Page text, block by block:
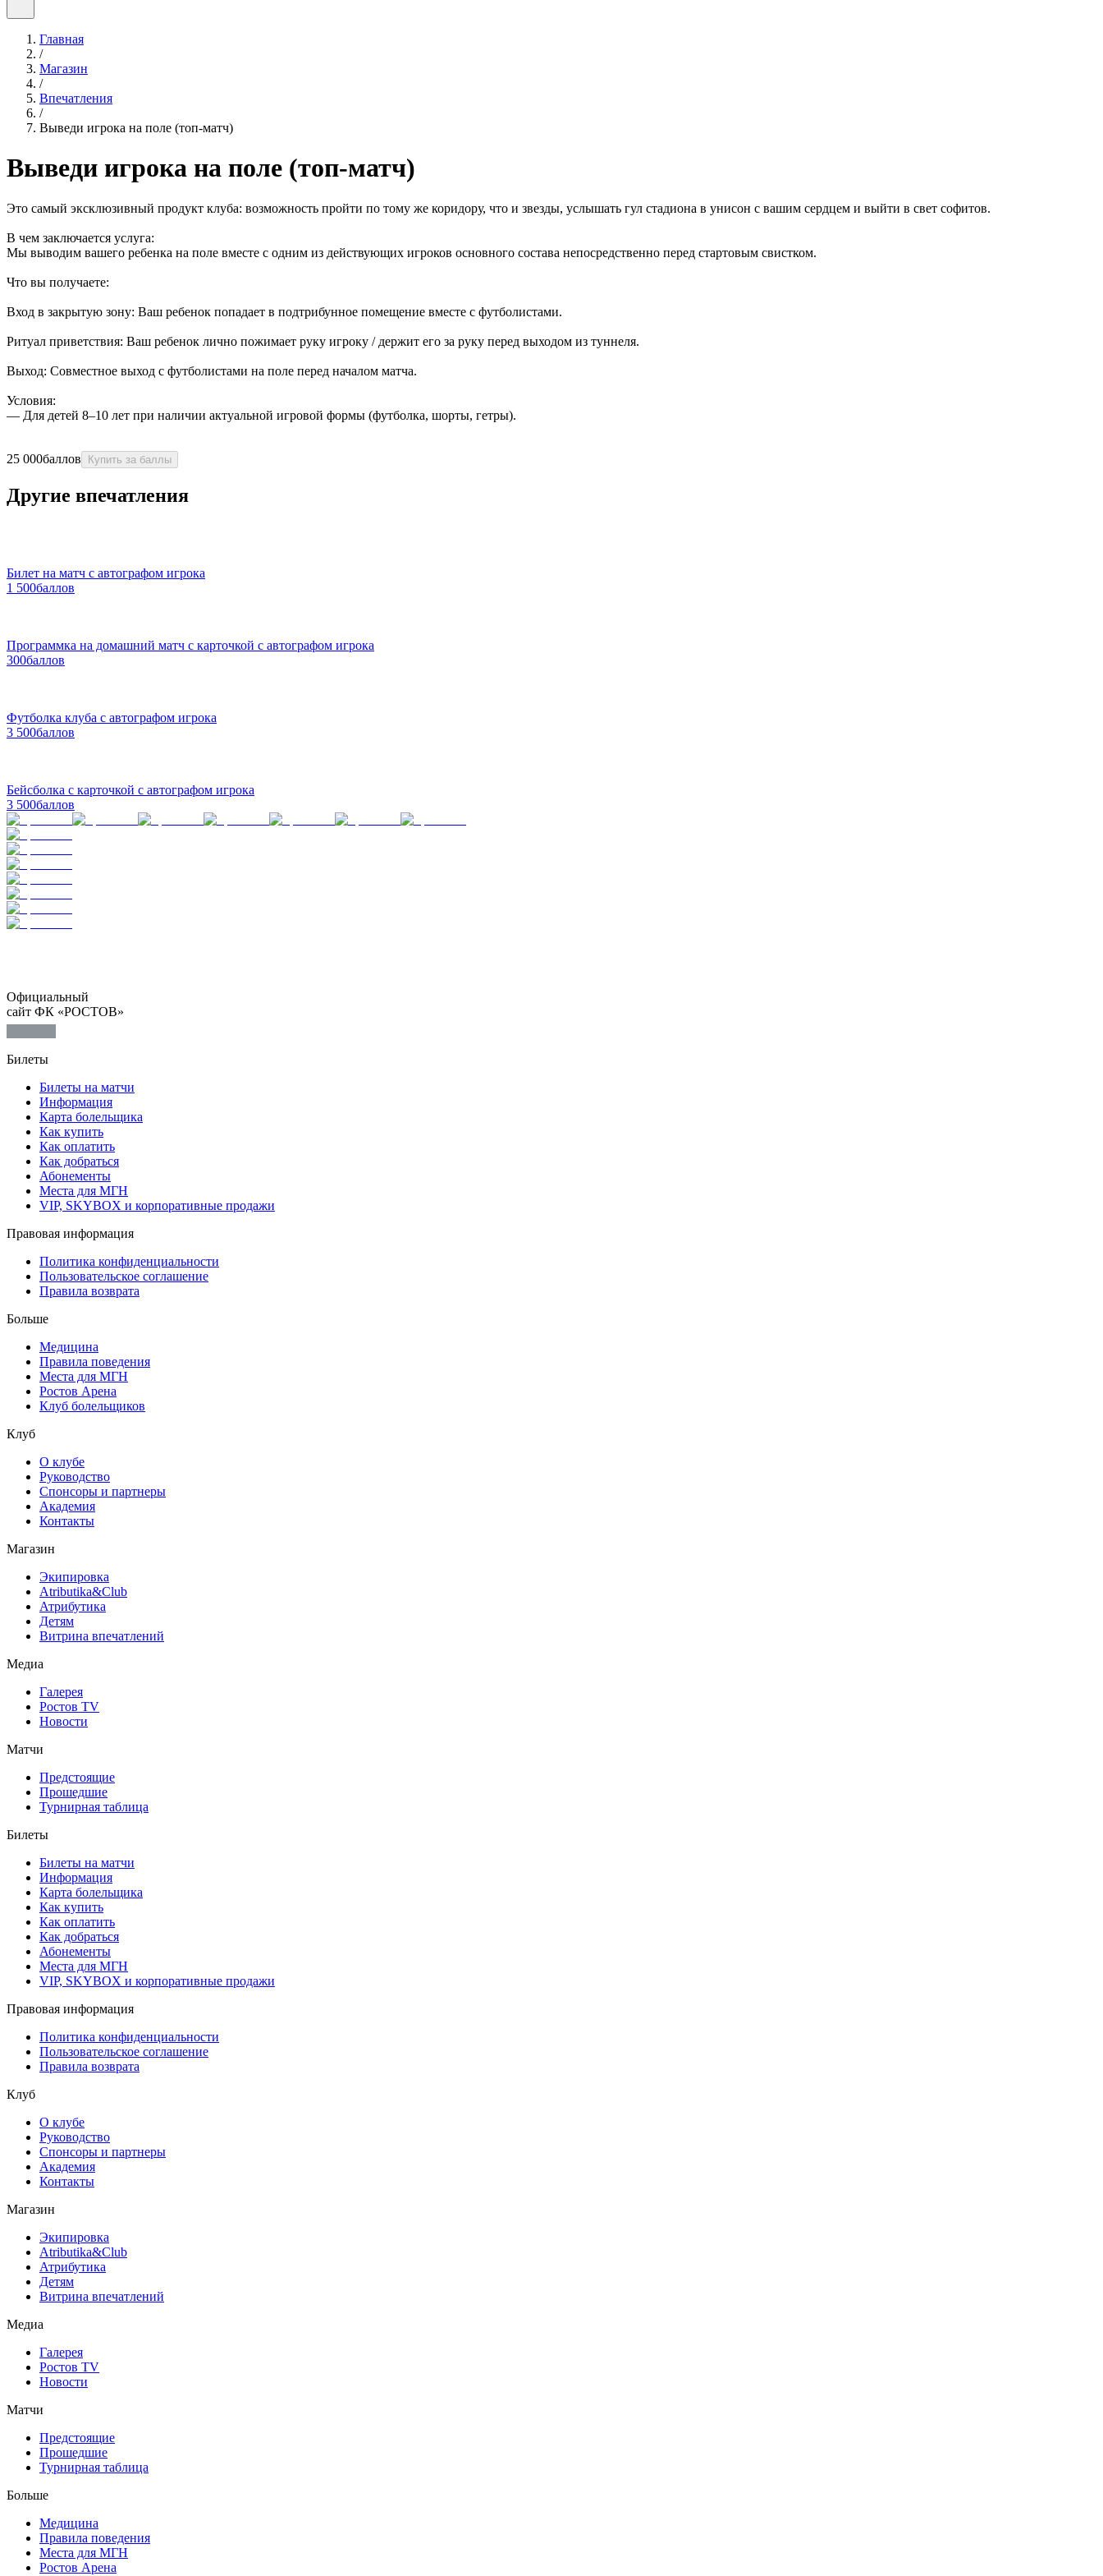
Главная
/
Магазин
/
Впечатления
/
Выведи игрока на поле (топ-матч)
Выведи игрока на поле (топ-матч)
Это самый эксклюзивный продукт клуба: возможность пройти по тому же коридору, что и звезды, услышать гул стадиона в унисон с вашим сердцем и выйти в свет софитов.
В чем заключается услуга:
Мы выводим вашего ребенка на поле вместе с одним из действующих игроков основного состава непосредственно перед стартовым свистком.
Что вы получаете:
Вход в закрытую зону: Ваш ребенок попадает в подтрибунное помещение вместе с футболистами.
Ритуал приветствия: Ваш ребенок лично пожимает руку игроку / держит его за руку перед выходом из туннеля.
Выход: Совместное выход с футболистами на поле перед началом матча.
Условия:
— Для детей 8–10 лет при наличии актуальной игровой формы (футболка, шорты, гетры).
25 000баллов Купить за баллы
Другие впечатления
Билет на матч с автографом игрока
1 500баллов
Программка на домашний матч с карточкой с автографом игрока
300баллов
Футболка клуба с автографом игрока
3 500баллов
Бейсболка с карточкой с автографом игрока
3 500баллов
Официальный
сайт ФК «РОСТОВ»
Билеты
Билеты на матчи
Информация
Карта болельщика
Как купить
Как оплатить
Как добраться
Абонементы
Места для МГН
VIP, SKYBOX и корпоративные продажи
Правовая информация
Политика конфиденциальности
Пользовательское соглашение
Правила возврата
Больше
Медицина
Правила поведения
Места для МГН
Ростов Арена
Клуб болельщиков
Клуб
О клубе
Руководство
Спонсоры и партнеры
Академия
Контакты
Магазин
Экипировка
Atributika&Club
Атрибутика
Детям
Витрина впечатлений
Медиа
Галерея
Ростов TV
Новости
Матчи
Предстоящие
Прошедшие
Турнирная таблица
Билеты
Билеты на матчи
Информация
Карта болельщика
Как купить
Как оплатить
Как добраться
Абонементы
Места для МГН
VIP, SKYBOX и корпоративные продажи
Правовая информация
Политика конфиденциальности
Пользовательское соглашение
Правила возврата
Клуб
О клубе
Руководство
Спонсоры и партнеры
Академия
Контакты
Магазин
Экипировка
Atributika&Club
Атрибутика
Детям
Витрина впечатлений
Медиа
Галерея
Ростов TV
Новости
Матчи
Предстоящие
Прошедшие
Турнирная таблица
Больше
Медицина
Правила поведения
Места для МГН
Ростов Арена